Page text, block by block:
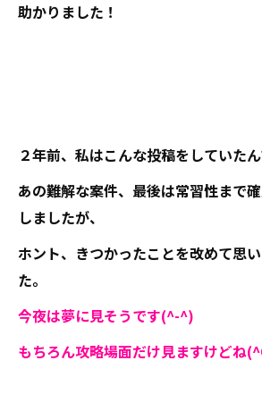
助かりました！
２年前、私はこんな投稿をしていたん
あの難解な案件、最後は常習性まで
しましたが、
ホント、きつかったことを改めて思
た。
今夜は夢に見そうです(^-^)
もちろん攻略場面だけ見ますけどね